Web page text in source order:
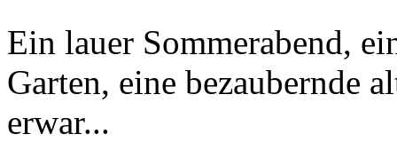
Ein lauer Sommerabend,
Garten, eine bezaubernde
erwar...